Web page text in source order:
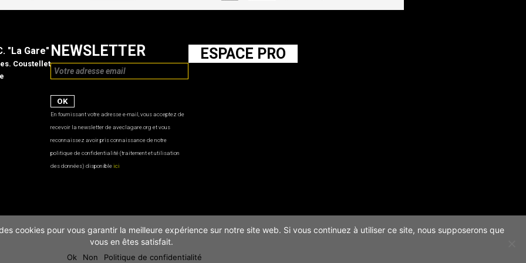
"La Gare"
Coustellet
NEWSLETTER
En fournissant votre adresse e-mail, vous acceptez de
recevoir la newsletter de aveclagare.org et vous
reconnaissez avoir pris connaissance de notre
politique de confidentialité (traitement et utilisation
des données) disponibleici
ESPACE PRO
cookies pour vous garantir la meilleure expérience sur notre site web. Si vous continuez à utiliser ce site, nous supposerons que
vous en êtes satisfait.
Ok Non Politique de confidentialité